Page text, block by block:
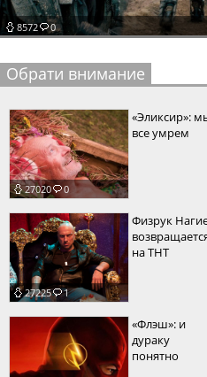
пїЅпїЅпїЅ
пїЅпїЅпїЅ
пїЅпїЅпїЅ
пїЅпїЅпїЅ
пїЅпїЅпїЅпїЅпїЅ
8572 0
Обрати внимание
27020 0
«Эликсир»:
все умрем
27225 1
Физрук
на ТНТ
«Флэш»: и
дураку
понятно